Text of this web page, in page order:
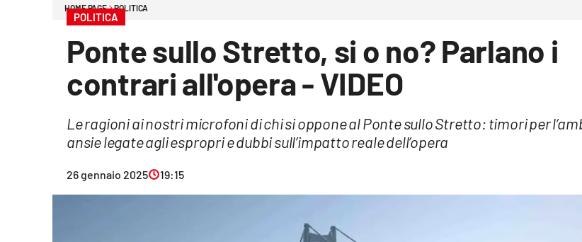
HOME PAGE POLITICA
POLITICA
Ponte sullo Stretto, si o no? Parlano i
contrari all'opera - VIDEO
Le ragioni ai nostri microfoni di chi si oppone al Ponte sullo Stretto: timori per
ansie legate agli espropri e dubbi sull’impatto reale dell’opera
26 gennaio 2025 19:15